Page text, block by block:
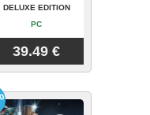
DELUXE EDITION
PC
39.49 €